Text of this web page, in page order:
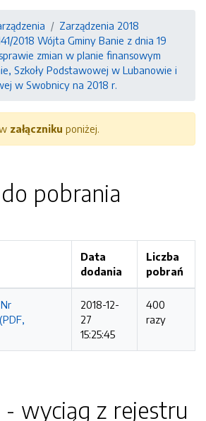
Zarządzenia 2018
2018 Wójta Gminy Banie z dnia 19
zmian w planie finansowym
Szkoły Podstawowej w Lubanowie i
w Swobnicy na 2018 r.
załączniku poniżej.
do pobrania
Data
dodania
Liczba
pobrań
2018-12-
27
15:25:45
400
razy
wyciąg z rejestru